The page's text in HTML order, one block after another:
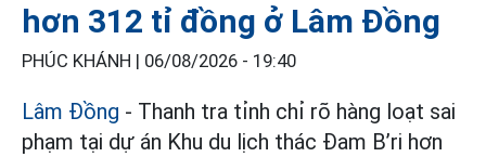
hơn 312 tỉ đồng ở Lâm Đồng
PHÚC KHÁNH | 06/08/2026 - 19:40
Lâm Đồng - Thanh tra tỉnh chỉ rõ hàng loạt sai
phạm tại dự án Khu du lịch thác Đam B’ri hơn